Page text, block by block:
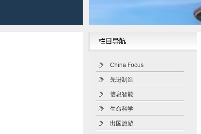
China Focus
先进制造
信息智能
生命科学
出国旅游